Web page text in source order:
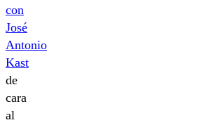
con
José
Antonio
Kast
de
cara
al